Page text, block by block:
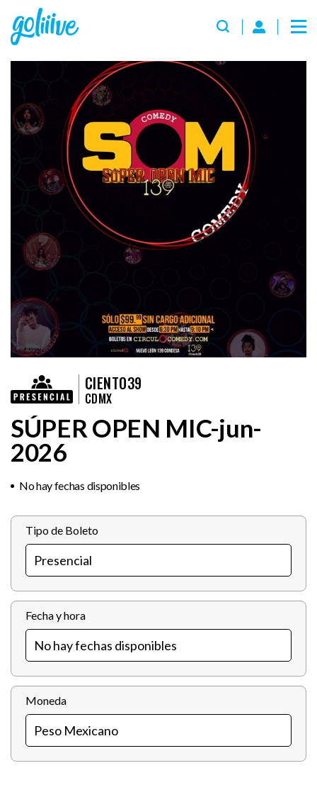
CIENTO39
CDMX
SÚPER OPEN MIC-jun-
2026
No hay fechas disponibles
Tipo de Boleto
Fecha y hora
Moneda